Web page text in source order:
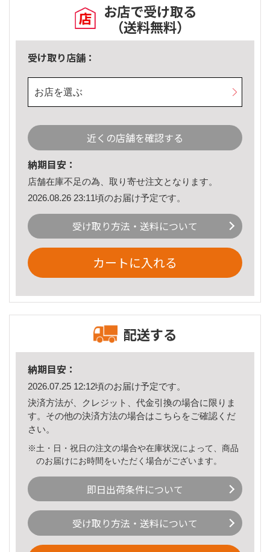
お店で受け取る
（送料無料）
受け取り店舗：
お店を選ぶ
近くの店舗を確認する
納期目安：
店舗在庫不足の為、取り寄せ注文となります。
2026.08.26 23:11頃のお届け予定です。
受け取り方法・送料について
カートに入れる
配送する
納期目安：
2026.07.25 12:12頃のお届け予定です。
決済方法が、クレジット、代金引換の場合に限りま
す。その他の決済方法の場合はこちら をご確認くだ
さい。
※土・日・祝日の注文の場合や在庫状況によって、商品
のお届けにお時間をいただく場合がございます。
即日出荷条件について
受け取り方法・送料について